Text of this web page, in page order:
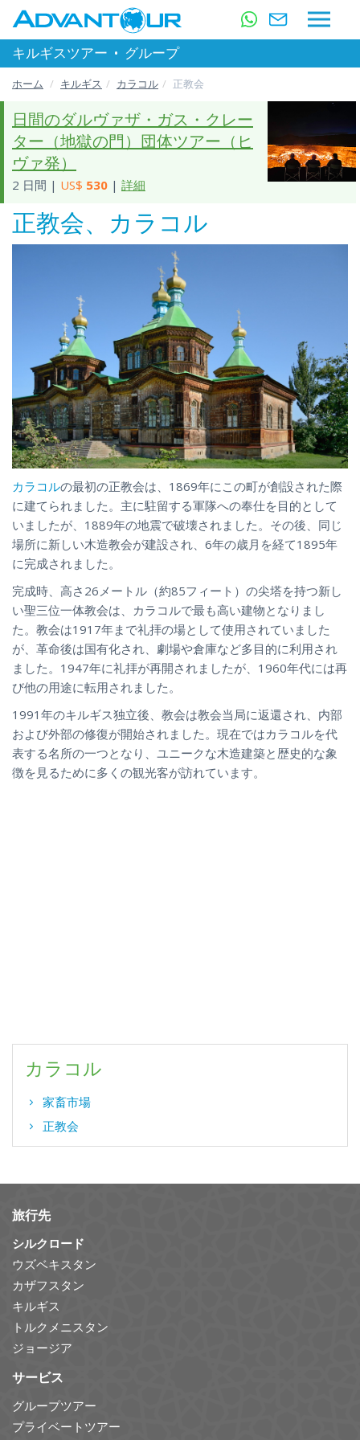
キルギスツアー • グループ
ホーム キルギス カラコル 正教会
日間のダルヴァザ・ガス・クレー
ター（地獄の門）団体ツアー（ヒ
ヴァ発）
2 日間 | US$ 530 | 詳細
正教会、カラコル
カラコルの最初の正教会は、1869年にこの町が創設された際
に建てられました。主に駐留する軍隊への奉仕を目的として
いましたが、1889年の地震で破壊されました。その後、同じ
場所に新しい木造教会が建設され、6年の歳月を経て1895年
に完成されました。
完成時、高さ26メートル（約85フィート）の尖塔を持つ新し
い聖三位一体教会は、カラコルで最も高い建物となりまし
た。教会は1917年まで礼拝の場として使用されていました
が、革命後は国有化され、劇場や倉庫など多目的に利用され
ました。1947年に礼拝が再開されましたが、1960年代には再
び他の用途に転用されました。
1991年のキルギス独立後、教会は教会当局に返還され、内部
および外部の修復が開始されました。現在ではカラコルを代
表する名所の一つとなり、ユニークな木造建築と歴史的な象
徴を見るために多くの観光客が訪れています。
カラコル
家畜市場
正教会
旅行先
シルクロード
ウズベキスタン
カザフスタン
キルギス
トルクメニスタン
ジョージア
サービス
グループツアー
プライベートツアー